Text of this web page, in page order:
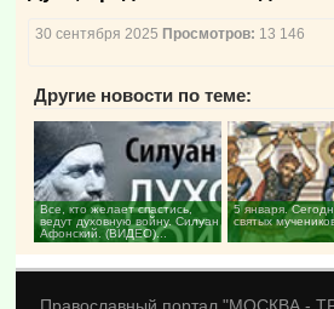
30 сентября 2025 Просмотров: 13 146
Другие новости по теме:
Все, кто желает спастись,
ведут духовную войну. Силуан
Афонский. (ВИДЕО)...
5 января.
святых